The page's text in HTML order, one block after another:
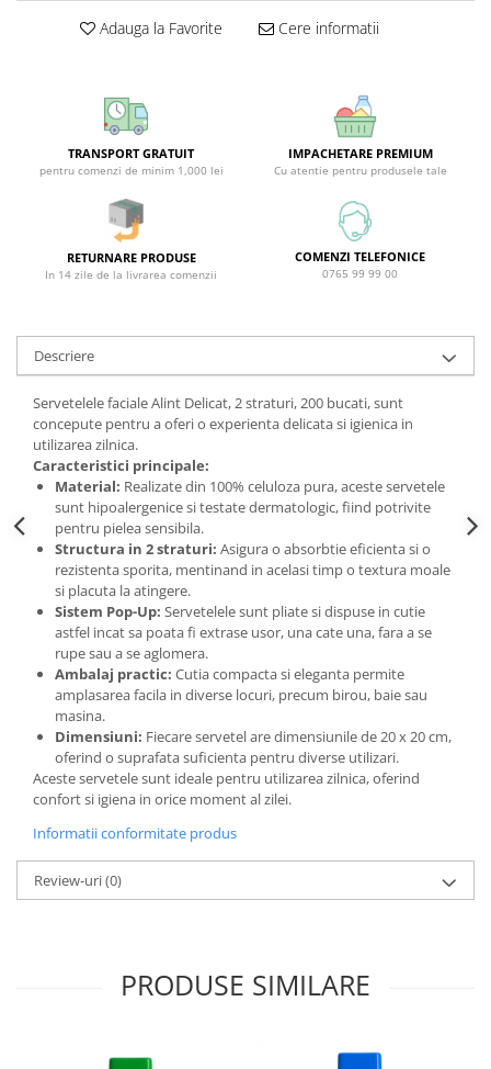
Aparate de Ras
Demachiant
Alte Articole
Adauga la Favorite Cere informatii
TRANSPORT GRATUIT
pentru comenzi de minim 1,000 lei
IMPACHETARE PREMIUM
Cu atentie pentru produsele tale
RETURNARE PRODUSE
In 14 zile de la livrarea comenzii
COMENZI TELEFONICE
0765 99 99 00
Descriere
Servetelele faciale Alint Delicat, 2 straturi, 200 bucati, sunt
concepute pentru a oferi o experienta delicata si igienica in
utilizarea zilnica.
Caracteristici principale:
Material: Realizate din 100% celuloza pura, aceste servetele
sunt hipoalergenice si testate dermatologic, fiind potrivite
pentru pielea sensibila.
Structura in 2 straturi: Asigura o absorbtie eficienta si o
rezistenta sporita, mentinand in acelasi timp o textura moale
si placuta la atingere.
Sistem Pop-Up: Servetelele sunt pliate si dispuse in cutie
astfel incat sa poata fi extrase usor, una cate una, fara a se
rupe sau a se aglomera.
Ambalaj practic: Cutia compacta si eleganta permite
amplasarea facila in diverse locuri, precum birou, baie sau
masina.
Dimensiuni: Fiecare servetel are dimensiunile de 20 x 20 cm,
oferind o suprafata suficienta pentru diverse utilizari.
Aceste servetele sunt ideale pentru utilizarea zilnica, oferind
confort si igiena in orice moment al zilei.
Informatii conformitate produs
Review-uri(0)
PRODUSE SIMILARE